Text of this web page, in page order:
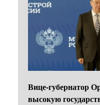
Вице-губернатор
высокую